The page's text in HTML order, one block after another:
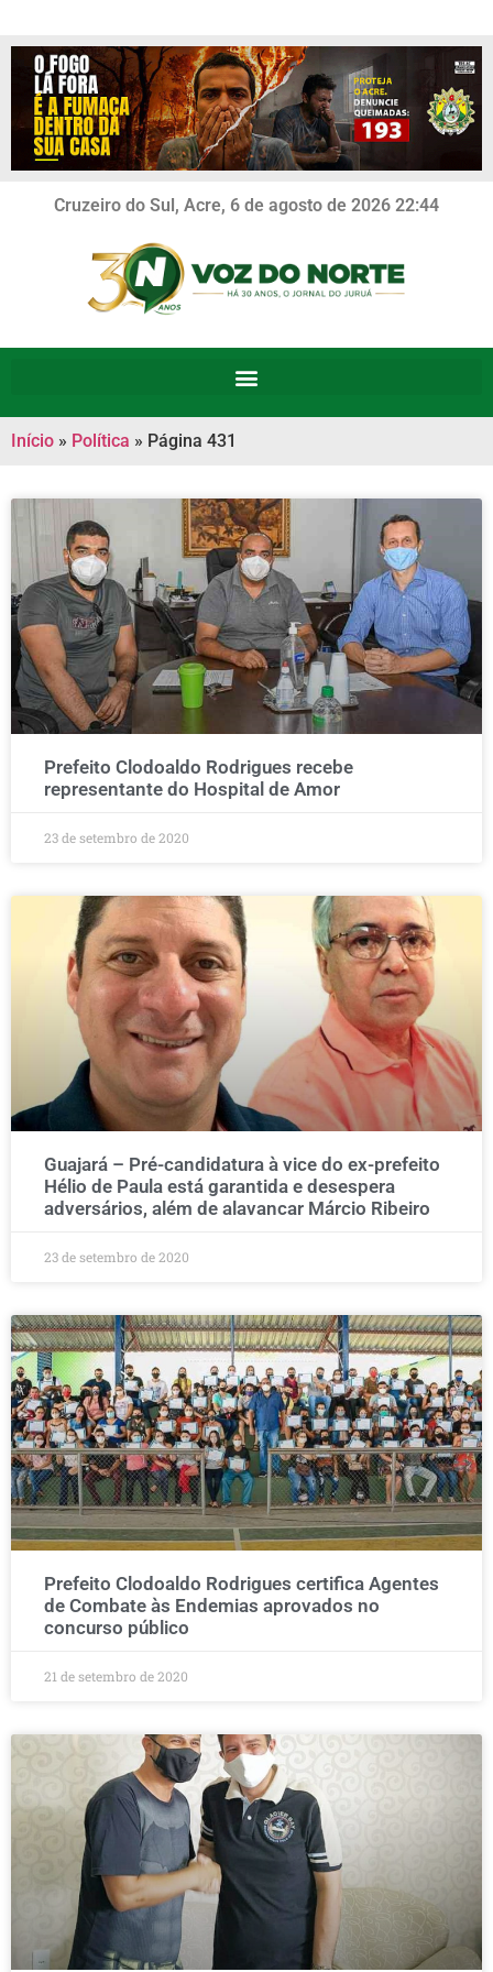
Cruzeiro do Sul, Acre, 6 de agosto de 2026 22:44
Início » Política » Página 431
Prefeito Clodoaldo Rodrigues recebe
representante do Hospital de Amor
23 de setembro de 2020
Guajará – Pré-candidatura à vice do ex-prefeito
Hélio de Paula está garantida e desespera
adversários, além de alavancar Márcio Ribeiro
23 de setembro de 2020
Prefeito Clodoaldo Rodrigues certifica Agentes
de Combate às Endemias aprovados no
concurso público
21 de setembro de 2020